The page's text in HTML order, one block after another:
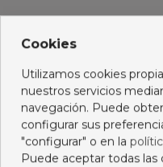
LOS CLIENTES QUE
PRODUCTO TAMBIÉN
Cookies
Utilizamos cookies
nuestros servicios
navegación. Puede
configurar sus
"configurar" o en la
Puede aceptar todas las